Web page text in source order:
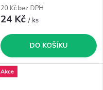
20 Kč bez DPH
24 Kč/ ks
DO KOŠÍKU
Akce